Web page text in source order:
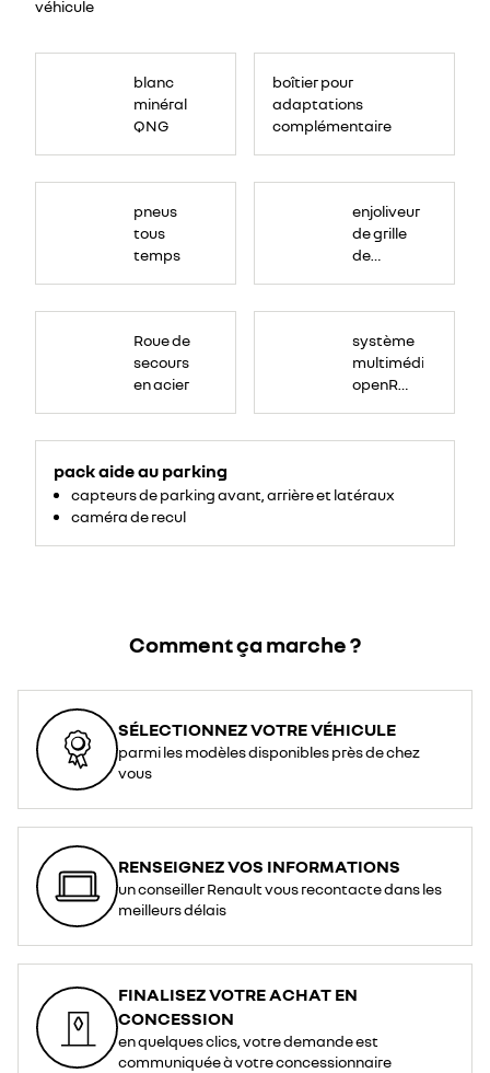
véhicule
blanc
minéral
QNG
boîtier pour
adaptations
complémentaires
pneus
tous
temps
enjoliveur
de grille
de
Roue de
secours
en acier
pack aide au parking
capteurs de parking avant, arrière et latéraux
caméra de recul
système
multimédia
openR
Google
Comment ça marche ?
SÉLECTIONNEZ VOTRE VÉHICULE
parmi les modèles disponibles près de chez
vous
RENSEIGNEZ VOS INFORMATIONS
un conseiller Renault vous recontacte dans les
meilleurs délais
FINALISEZ VOTRE ACHAT EN
CONCESSION
en quelques clics, votre demande est
communiquée à votre concessionnaire